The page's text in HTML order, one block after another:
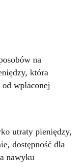
na
która
wpłaconej
utraty pieniędzy,
dostępność dla
nawyku